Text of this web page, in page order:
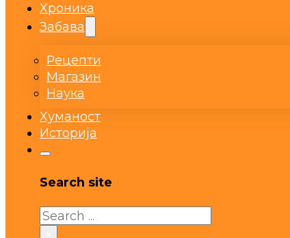
Хроника
Забава
Рецепти
Магазин
Наука
Хуманост
Историја
Search site
Search